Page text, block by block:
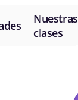
Nuestras
clases